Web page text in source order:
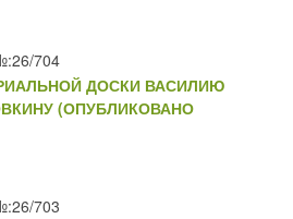
704
ДОСКИ ВАСИЛИЮ
(ОПУБЛИКОВАНО
703